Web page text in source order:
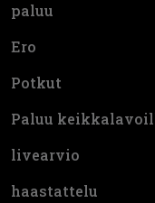
paluu
Ero
Potkut
Paluu
livearvio
haastattelu